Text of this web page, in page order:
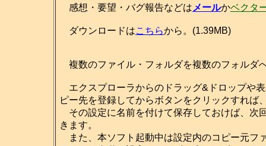
感想・要望・バグ報告などは メールかベクタ
ダウンロードはこちらから。(1.39MB)
複数のファイル・フォルダを複数のフォルダ
エクスプローラからのドラッグ&ドロップや
ピー先を登録してからボタンをクリックすれば
その設定に名前を付けて保存しておけば、次
きます。
また、本ソフト起動中は設定内のコピー元フ